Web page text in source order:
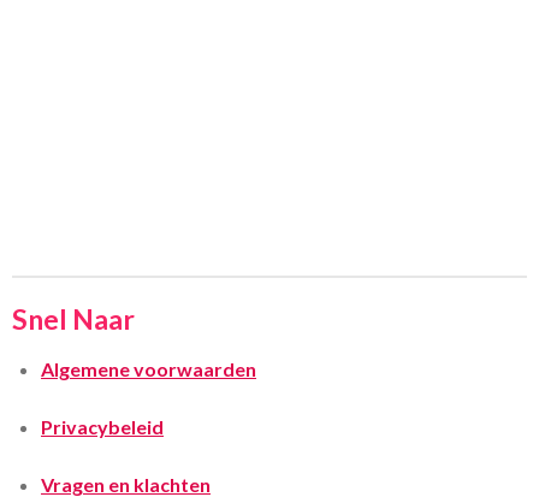
Snel Naar
Algemene voorwaarden
Privacybeleid
Vragen en klachten